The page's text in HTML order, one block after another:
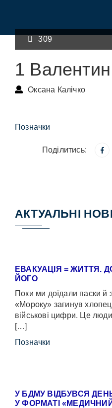
309
1 Валентин
Оксана Калічко
Позначки
Поділитись:
АКТУАЛЬНІ
ЕВАКУАЦІЯ = ЖИТТЯ.
ЙОГО
Поки ми доїдали паски
«Мороку» загинув
військові цифри. Це
[…]
Позначки
У БДМУ ВІДБУВСЯ
У ФОРМАТІ